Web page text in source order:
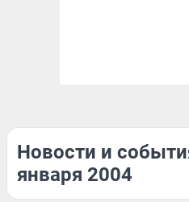
Новости и
января 2004